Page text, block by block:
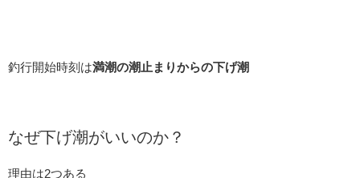
釣行開始時刻は満潮の潮止まりからの下げ潮
なぜ下げ潮がいいのか？
理由は2つある